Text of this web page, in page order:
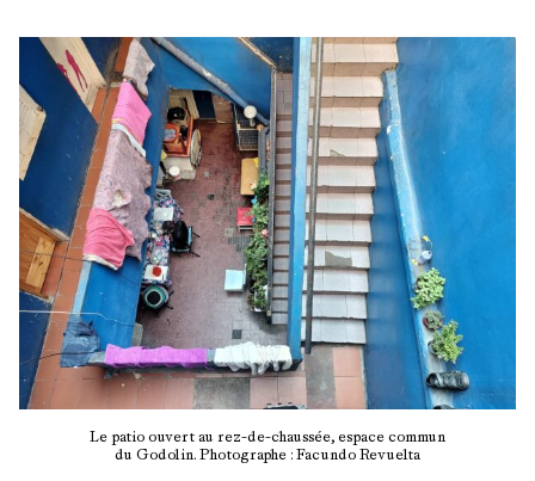
Le patio ouvert au rez-de-chaussée, espace commun
du Godolin. Photographe : Facundo Revuelta